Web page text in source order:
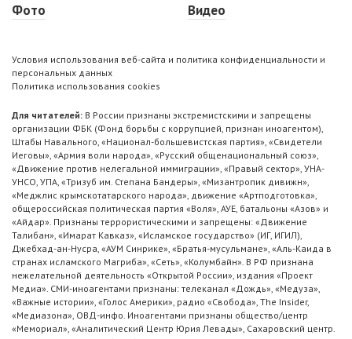
Фото
Видео
Условия использования веб-сайта и политика конфиденциальности и
персональных данных
Политика использования cookies
Для читателей: В России признаны экстремистскими и запрещены
организации ФБК (Фонд борьбы с коррупцией, признан иноагентом),
Штабы Навального, «Национал-большевистская партия», «Свидетели
Иеговы», «Армия воли народа», «Русский общенациональный союз»,
«Движение против нелегальной иммиграции», «Правый сектор», УНА-
УНСО, УПА, «Тризуб им. Степана Бандеры», «Мизантропик дивижн»,
«Меджлис крымскотатарского народа», движение «Артподготовка»,
общероссийская политическая партия «Воля», АУЕ, батальоны «Азов» и
«Айдар». Признаны террористическими и запрещены: «Движение
Талибан», «Имарат Кавказ», «Исламское государство» (ИГ, ИГИЛ),
Джебхад-ан-Нусра, «АУМ Синрике», «Братья-мусульмане», «Аль-Каида в
странах исламского Магриба», «Сеть», «Колумбайн». В РФ признана
нежелательной деятельность «Открытой России», издания «Проект
Медиа». СМИ-иноагентами признаны: телеканал «Дождь», «Медуза»,
«Важные истории», «Голос Америки», радио «Свобода», The Insider,
«Медиазона», ОВД-инфо. Иноагентами признаны общество/центр
«Мемориал», «Аналитический Центр Юрия Левады», Сахаровский центр.